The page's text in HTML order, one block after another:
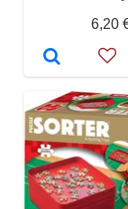
6,20